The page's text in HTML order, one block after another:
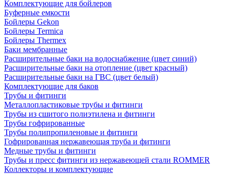
Комплектующие для бойлеров
Буферные емкости
Бойлеры Gekon
Бойлеры Termica
Бойлеры Thermex
Баки мембранные
Расширительные баки на водоснабжение (цвет синий)
Расширительные баки на отопление (цвет красный)
Расширительные баки на ГВС (цвет белый)
Комплектующие для баков
Трубы и фитинги
Металлопластиковые трубы и фитинги
Трубы из сшитого полиэтилена и фитинги
Трубы гофрированные
Трубы полипропиленовые и фитинги
Гофрированная нержавеющая труба и фитинги
Медные трубы и фитинги
Трубы и пресс фитинги из нержавеющей стали ROMMER
Коллекторы и комплектующие